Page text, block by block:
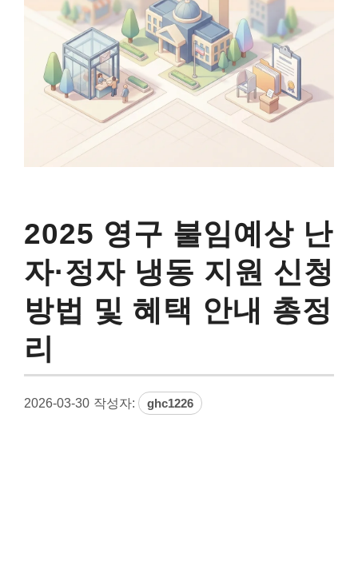
2025 영구 불임예상 난
자·정자 냉동 지원 신청
방법 및 혜택 안내 총정
리
2026-03-30 작성자: ghc1226